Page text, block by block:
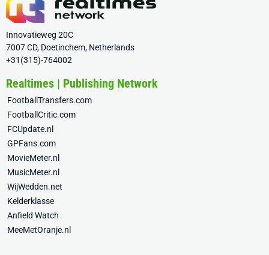
Innovatieweg 20C
7007 CD, Doetinchem, Netherlands
+31(315)-764002
Realtimes | Publishing Network
FootballTransfers.com
FootballCritic.com
FCUpdate.nl
GPFans.com
MovieMeter.nl
MusicMeter.nl
WijWedden.net
Kelderklasse
Anfield Watch
MeeMetOranje.nl